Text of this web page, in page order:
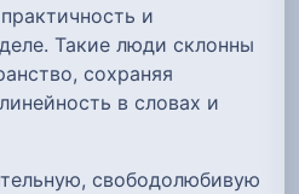
и
Такие люди склонны
сохраняя
в словах и
свободолюбивую